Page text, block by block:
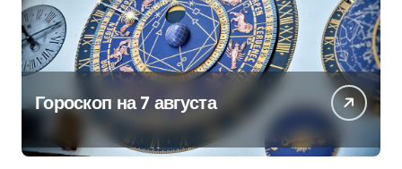
Гороскоп на 7 августа